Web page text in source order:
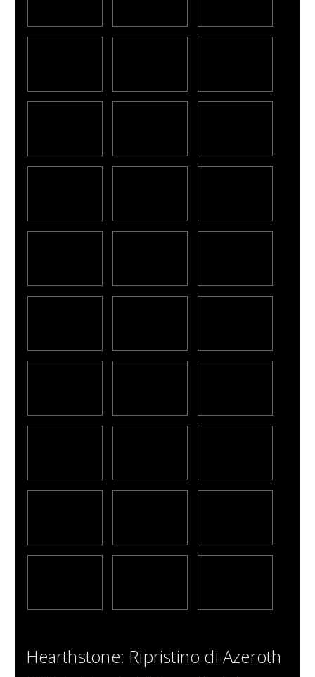
Hearthstone: Ripristino di Azeroth